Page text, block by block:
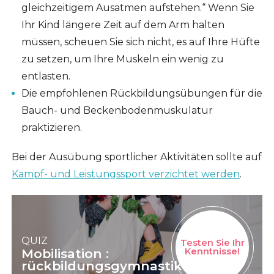
gleichzeitigem Ausatmen aufstehen.“ Wenn Sie
Ihr Kind längere Zeit auf dem Arm halten
müssen, scheuen Sie sich nicht, es auf Ihre Hüfte
zu setzen, um Ihre Muskeln ein wenig zu
entlasten.
Die empfohlenen Rückbildungsübungen für die
Bauch- und Beckenbodenmuskulatur
praktizieren.
Bei der Ausübung sportlicher Aktivitäten sollte auf
Kampf- und Leistungssport verzichtet werden.
QUIZ
Mobilisation :
rückbildungsgymnastik
Testen Sie Ihr
Kenntnisse!